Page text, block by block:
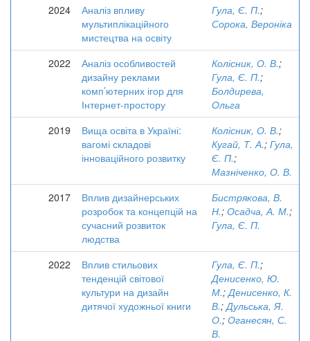
2024
Аналіз впливу
мультиплікаційного
мистецтва на освіту
Гула, Є. П.;
Сорока, Вероніка
2022
Аналіз особливостей
дизайну реклами
комп’ютерних ігор для
Інтернет-простору
Колісник, О. В.;
Гула, Є. П.;
Болдирева,
Ольга
2019
Вища освіта в Україні:
вагомі складові
інноваційного розвитку
Колісник, О. В.;
Кугай, Т. А.; Гула,
Є. П.;
Мазніченко, О. В.
2017
Вплив дизайнерських
розробок та концепцій на
сучасний розвиток
людства
Бистрякова, В.
Н.; Осадча, А. М.;
Гула, Є. П.
2022
Вплив стильових
тенденцій світової
культури на дизайн
дитячої художньої книги
Гула, Є. П.;
Денисенко, Ю.
М.;Денисенко, К.
В.;Дульська, Я.
О.; Оганесян, С.
В.